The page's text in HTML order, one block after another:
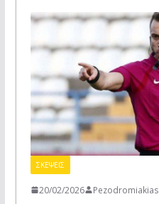
ΣΚΕΨΕΙΣ
20/02/2026 Pezodromiakias